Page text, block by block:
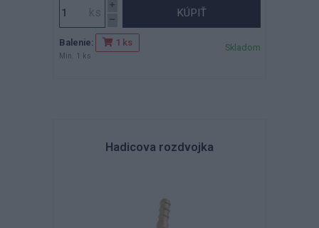
KÚPIŤ
Balenie: 1 ks
Min. 1 ks
Skladom
Hadicova rozdvojka